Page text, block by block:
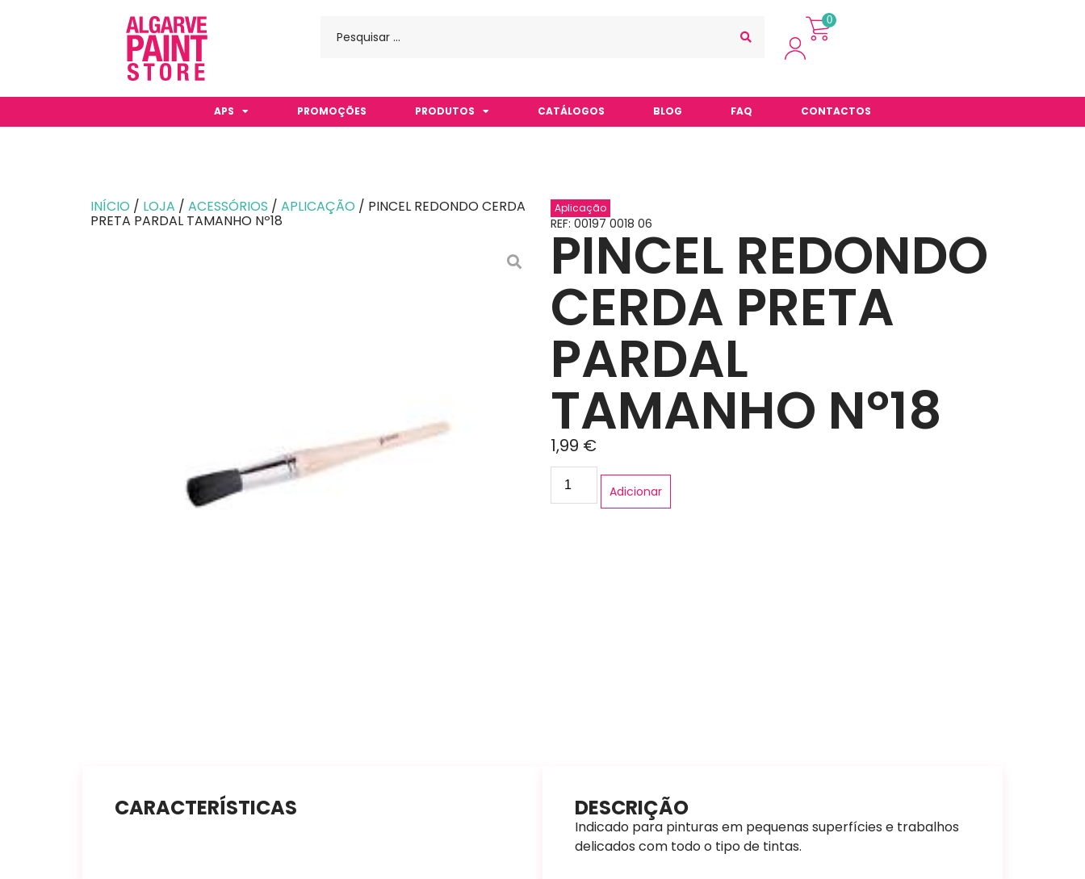
0
APS PROMOÇÕES PRODUTOS CATÁLOGOS BLOG FAQ CONTACTOS
INÍCIO / LOJA / ACESSÓRIOS / APLICAÇÃO / PINCEL REDONDO CERDA
PRETA PARDAL TAMANHO Nº18
Aplicação
REF: 00197 0018 06
PINCEL REDONDO
CERDA PRETA
PARDAL
TAMANHO Nº18
1,99 €
Adicionar
CARACTERÍSTICAS DESCRIÇÃO
Indicado para pinturas em pequenas superfícies e trabalhos
delicados com todo o tipo de tintas.